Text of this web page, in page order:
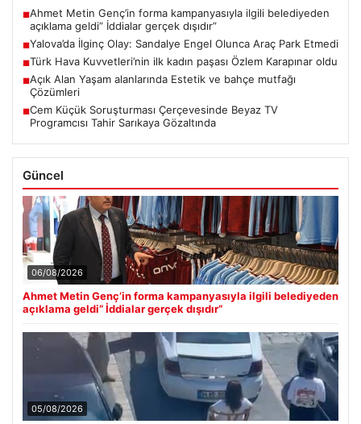
■Ahmet Metin Genç’in forma kampanyasıyla ilgili belediyeden
açıklama geldi” İddialar gerçek dışıdır”
■Yalova’da İlginç Olay: Sandalye Engel Olunca Araç Park Etmedi
■Türk Hava Kuvvetleri’nin ilk kadın paşası Özlem Karapınar oldu
■Açık Alan Yaşam alanlarında Estetik ve bahçe mutfağı
Çözümleri
■Cem Küçük Soruşturması Çerçevesinde Beyaz TV
Programcısı Tahir Sarıkaya Gözaltında
Güncel
06/08/2026
Ahmet Metin Genç’in forma kampanyasıyla ilgili belediyeden
açıklama geldi” İddialar gerçek dışıdır”
05/08/2026